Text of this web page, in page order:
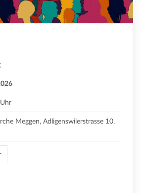
Meggen, Adligenswilerstrasse 10,